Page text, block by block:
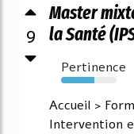
9
Master
la Santé
Pertinence
60%
Accueil >
Intervention